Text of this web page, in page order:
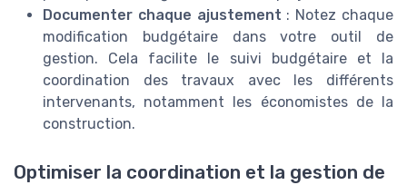
Documenter chaque ajustement : Notez chaque
modification budgétaire dans votre outil de
gestion. Cela facilite le suivi budgétaire et la
coordination des travaux avec les différents
intervenants, notamment les économistes de la
construction.
Optimiser la coordination et la gestion de